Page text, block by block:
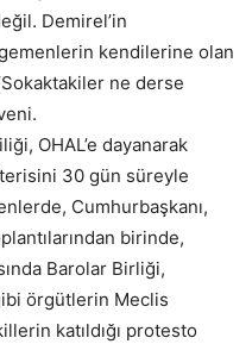
Demirel’in
kendilerine olan
ne derse
OHAL’e dayanarak
30 gün süreyle
Cumhurbaşkanı,
birinde,
Barolar Birliği,
örgütlerin Meclis
katıldığı protesto